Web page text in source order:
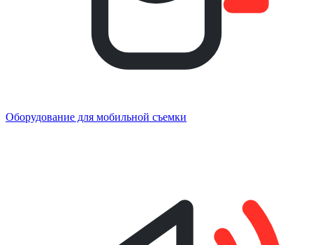
Оборудование для мобильной съемки